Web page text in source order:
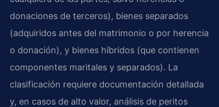
donaciones de terceros), bienes separados
(adquiridos antes del matrimonio o por herencia
o donación), y bienes híbridos (que contienen
componentes maritales y separados). La
clasificación requiere documentación detallada
y, en casos de alto valor, análisis de peritos